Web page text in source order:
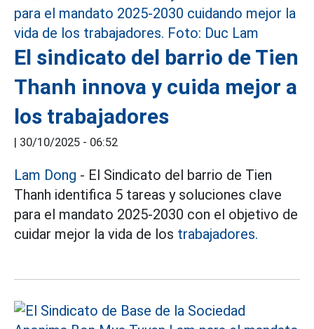
El sindicato del barrio de Tien
Thanh innova y cuida mejor a
los trabajadores
| 30/10/2025 - 06:52
Lam Dong - El Sindicato del barrio de Tien
Thanh identifica 5 tareas y soluciones clave
para el mandato 2025-2030 con el objetivo de
cuidar mejor la vida de los trabajadores.